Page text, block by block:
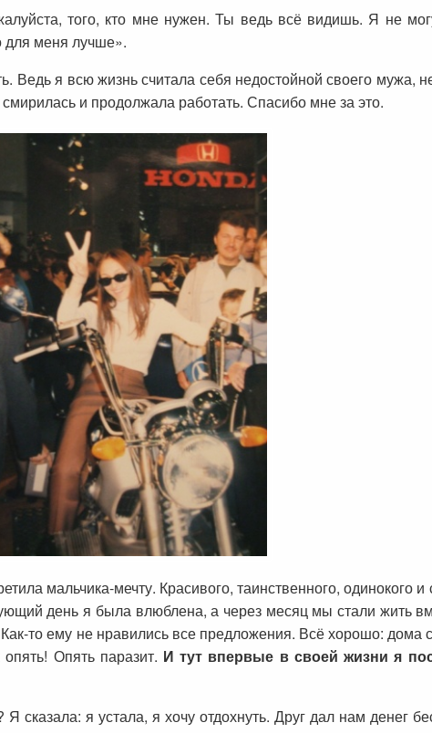
того, кто мне нужен. Ты ведь всё видишь. Я не
для меня лучше».
Ведь я всю жизнь считала себя недостойной своего мужа,
и продолжала работать. Спасибо мне за это.
мальчика-мечту. Красивого, таинственного, одинокого
день я была влюблена, а через месяц мы стали жить
то ему не нравились все предложения. Всё хорошо: дома
Опять паразит. И тут впервые в своей жизни я
я устала, я хочу отдохнуть. Друг дал нам денег